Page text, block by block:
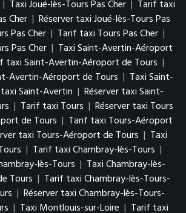
| Taxi Joué-lès-Tours Pas Cher | Tarif taxi
Cher | Réserver taxi Joué-lès-Tours Pas
Pas Cher | Tarif taxi Tours Pas Cher |
Pas Cher | Taxi Saint-Avertin-Aéroport
taxi Saint-Avertin-Aéroport de Tours |
Avertin-Aéroport de Tours | Taxi Saint-
Saint-Avertin | Réserver taxi Saint-
| Tarif taxi Tours | Réserver taxi Tours
de Tours | Tarif taxi Tours-Aéroport
taxi Tours-Aéroport de Tours | Taxi
| Tarif taxi Chambray-lès-Tours |
lès-Tours | Taxi Chambray-lès-
Tours | Tarif taxi Chambray-lès-Tours-
| Réserver taxi Chambray-lès-Tours-
| Taxi Montlouis-sur-Loire | Tarif taxi